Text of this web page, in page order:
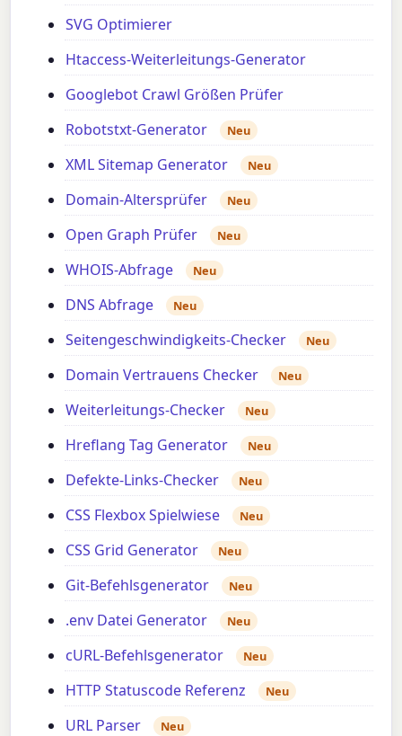
SVG Optimierer
Htaccess-Weiterleitungs-Generator
Googlebot Crawl Größen Prüfer
Robotstxt-Generator
Neu
XML Sitemap Generator Neu
Domain-Altersprüfer Neu
Open Graph Prüfer Neu
WHOIS-Abfrage Neu
DNS Abfrage Neu
Seitengeschwindigkeits-Checker Neu
Domain Vertrauens Checker Neu
Weiterleitungs-Checker Neu
Hreflang Tag Generator Neu
Defekte-Links-Checker Neu
CSS Flexbox Spielwiese Neu
CSS Grid Generator Neu
Git-Befehlsgenerator Neu
.env Datei Generator Neu
cURL-Befehlsgenerator Neu
HTTP Statuscode Referenz Neu
URL Parser Neu